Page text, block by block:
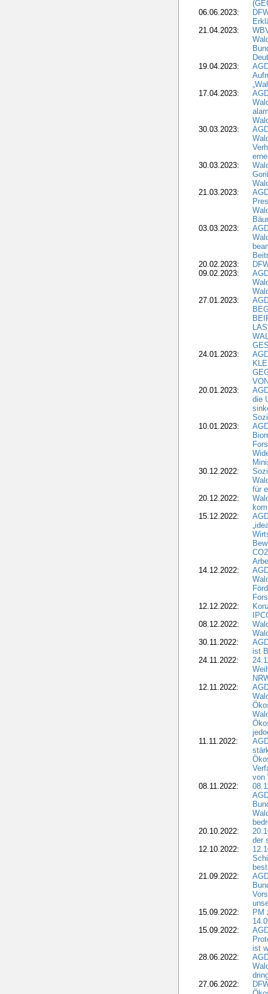
06.06.2023:
21.04.2023:
19.04.2023:
17.04.2023:
30.03.2023:
30.03.2023:
21.03.2023:
03.03.2023:
20.02.2023:
09.02.2023:
27.01.2023:
24.01.2023:
20.01.2023:
die
10.01.2023:
30.12.2022:
für
20.12.2022:
15.12.2022:
14.12.2022:
12.12.2022:
08.12.2022:
30.11.2022:
ist
24.11.2022:
12.11.2022:
11.11.2022:
von
08.11.2022:
20.10.2022:
der
12.10.2022:
21.09.2022:
15.09.2022:
PM
15.09.2022:
ist
28.06.2022:
27.06.2022: